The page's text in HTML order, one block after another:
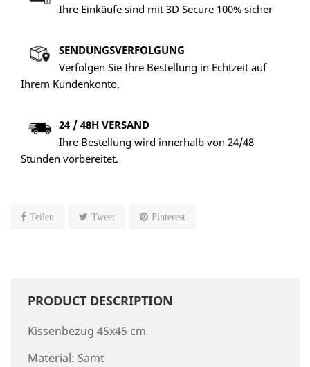
Ihre Einkäufe sind mit 3D Secure 100% sicher
SENDUNGSVERFOLGUNG
Verfolgen Sie Ihre Bestellung in Echtzeit auf
Ihrem Kundenkonto.
24 / 48H VERSAND
Ihre Bestellung wird innerhalb von 24/48
Stunden vorbereitet.
Teilen Tweet Pinterest
PRODUCT DESCRIPTION
Kissenbezug 45x45 cm
Material: Samt